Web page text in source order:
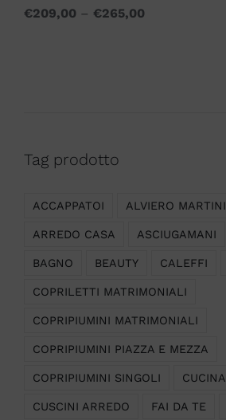
€209,00 – €265,00
Tag prodotto
ACCAPPATOI ALVIERO MARTINI
ARREDO CASA ASCIUGAMANI
BAGNO BEAUTY CALEFFI
COPRILETTI MATRIMONIALI
COPRIPIUMINI MATRIMONIALI
COPRIPIUMINI PIAZZA E MEZZA
COPRIPIUMINI SINGOLI CUCINA
CUSCINI ARREDO FAI DA TE